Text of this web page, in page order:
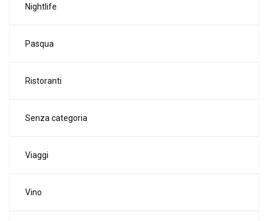
Nightlife
Pasqua
Ristoranti
Senza categoria
Viaggi
Vino